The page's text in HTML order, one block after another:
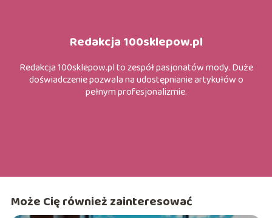
Redakcja 100sklepow.pl
Redakcja 100sklepow.pl to zespół pasjonatów mody. Duże
doświadczenie pozwala na udostępnianie artykułów o
pełnym profesjonalizmie.
Może Cię również zainteresować